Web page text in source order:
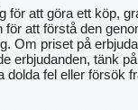
för att göra ett köp,
för att förstå den
Om priset på
erbjudanden, tänk
dolda fel eller försök